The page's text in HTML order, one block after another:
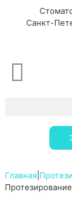
Санкт-
Главная